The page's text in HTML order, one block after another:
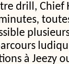
drill, Chief
à Jeezy